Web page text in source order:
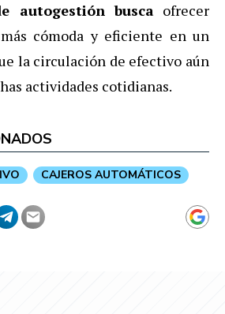
autogestión buscaofrecer
cómoda y eficiente en un
la circulación de efectivo aún
actividades cotidianas.
CAJEROS AUTOMÁTICOS